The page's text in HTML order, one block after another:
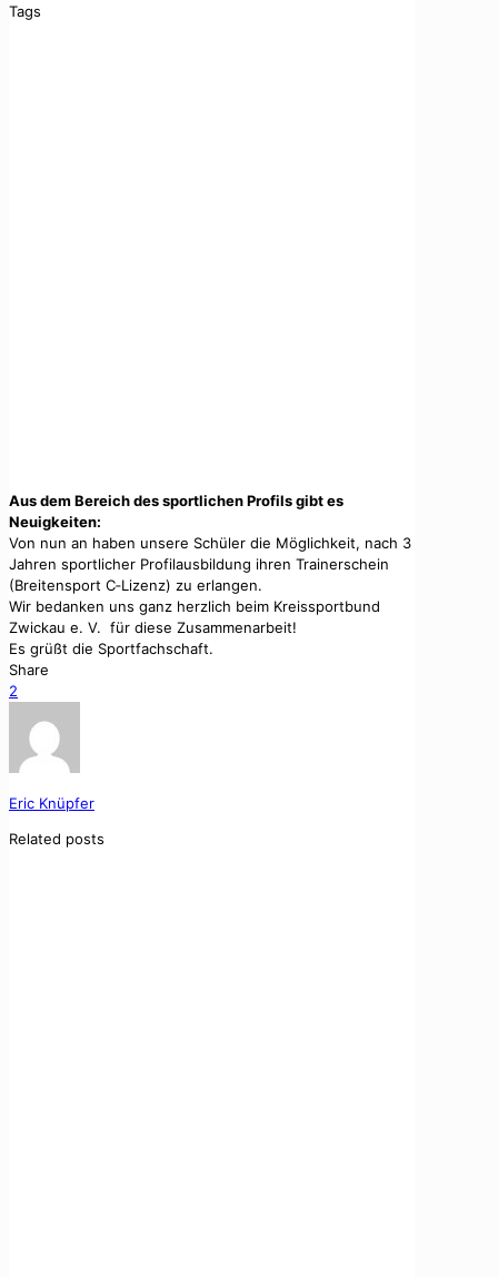
Tags
Aus dem Bere­ich des sportlichen Pro­fils gibt es
Neuigkeit­en:
Von nun an haben unsere Schüler die Möglichkeit, nach 3
Jahren sportlich­er Pro­fi­laus­bil­dung ihren Train­er­schein
(Bre­it­en­sport C‑Lizenz) zu erlan­gen.
Wir bedanken uns ganz her­zlich beim Kreis­s­port­bund
Zwick­au e. V. für diese Zusam­me­nar­beit!
Es grüßt die Sport­fach­schaft.
Share
2
Eric Knüpfer
Related posts